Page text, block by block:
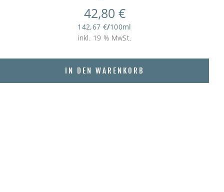
42,80 €
142,67 €/100ml
inkl. 19 % MwSt.
IN DEN WARENKORB